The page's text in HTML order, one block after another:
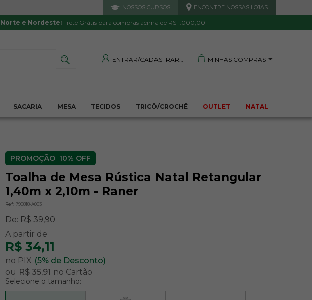
NOSSOS CURSOS ENCONTRE NOSSAS LOJAS
Norte e Nordeste:Frete Grátis para compras acima de R$ 1.000,00
ENTRAR/CADASTRAR MINHAS COMPRAS
SACARIA MESA TECIDOS TRICÔ/CROCHÊ OUTLET NATAL
PRODUTO DE QUALIDADE
Satisfação Garantida
TRANQUILIDADE E PROTEÇÃO
10% OFF
Toalha de Mesa Rústica Natal Retangular
1,40m x 2,10m - Raner
Ref: 790818-A003
De:R$ 39,90
R$ 34,11
no PIX (5% de Desconto)
ou R$ 35,91 no Cartão
Selecione o tamanho: